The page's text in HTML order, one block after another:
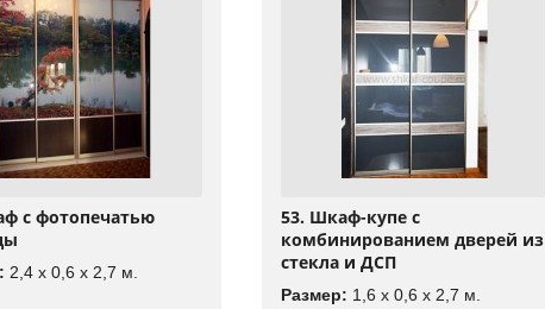
с фотопечатью
2,4 x 0,6 x 2,7 м.
53. Шкаф-купе с
комбинированием дверей из
стекла и ДСП
Размер: 1,6 x 0,6 x 2,7 м.